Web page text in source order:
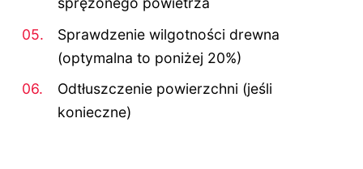
Sprawdzenie wilgotności drewna
(optymalna to poniżej 20%)
Odtłuszczenie powierzchni (jeśli
konieczne)